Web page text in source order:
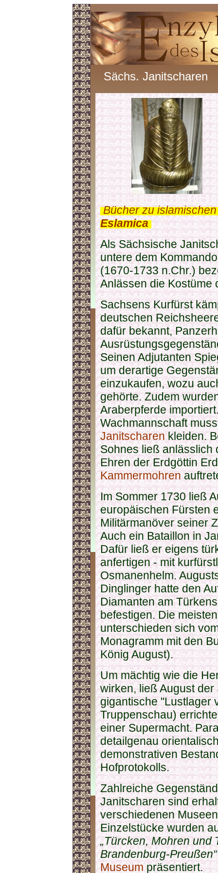
Sächs. Janitscharen
.Bücher zu
Eslamica.
Als Sächsische
untere dem
(1670-1733 n.Chr.)
Anlässen die Kostüme
Sachsens Kurfürst
deutschen
dafür bekannt,
Seinen Adjutanten
um derartige
einzukaufen, wozu
gehörte. Zudem
Araberpferde
Wachmannschaft
Janitscharenkleiden.
Sohnes ließ anlässlich
Ehren der Erdgöttin
Kammermohren
Im Sommer 1730 ließ
europäischen Fürsten
Militärmanöver seiner
Auch ein Bataillon in
Dafür ließ er eigens
anfertigen - mit
Osmanenhelm.
Dinglinger hatte den
Diamanten am
befestigen. Die
unterschieden sich
Monagramm mit den
König August).
Um mächtig wie die
wirken, ließ August
gigantische "Lustlager
Truppenschau)
einer Supermacht.
detailgenau
demonstrativen
Hofprotokolls.
Zahlreiche
Janitscharen sind
verschiedenen
Einzelstücke wurden
„Türcken, Mohren und
Brandenburg-
Museumpräsentiert.